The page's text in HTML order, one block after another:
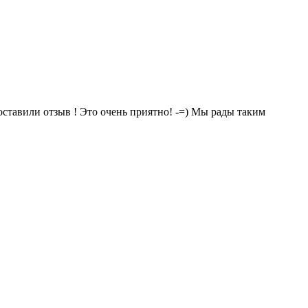
отзыв ! Это очень приятно! -=) Мы рады таким